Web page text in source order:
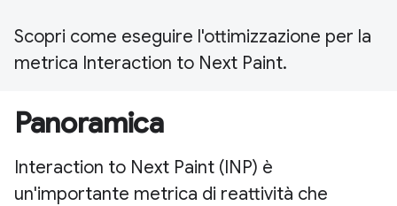
Scopri come eseguire l'ottimizzazione per la
metrica Interaction to Next Paint.
Panoramica
Interaction to Next Paint (INP) è
un'importante metrica di reattività che